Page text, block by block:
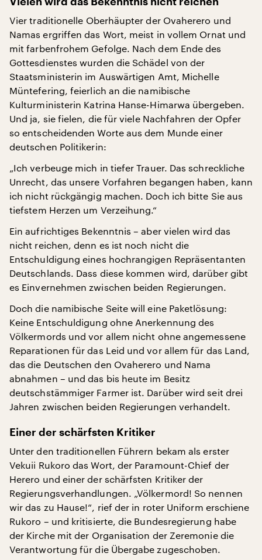
Vier traditionelle Oberhäupter der Ovaherero und
Namas ergriffen das Wort, meist in vollem Ornat und
mit farbenfrohem Gefolge. Nach dem Ende des
Gottesdienstes wurden die Schädel von der
Staatsministerin im Auswärtigen Amt, Michelle
Müntefering, feierlich an die namibische
Kulturministerin Katrina Hanse-Himarwa übergeben.
Und ja, sie fielen, die für viele Nachfahren der Opfer
so entscheidenden Worte aus dem Munde einer
deutschen Politikerin:
„Ich verbeuge mich in tiefer Trauer. Das schreckliche
Unrecht, das unsere Vorfahren begangen haben, kann
ich nicht rückgängig machen. Doch ich bitte Sie aus
tiefstem Herzen um Verzeihung.“
Ein aufrichtiges Bekenntnis – aber vielen wird das
nicht reichen, denn es ist noch nicht die
Entschuldigung eines hochrangigen Repräsentanten
Deutschlands. Dass diese kommen wird, darüber gibt
es Einvernehmen zwischen beiden Regierungen.
Doch die namibische Seite will eine Paketlösung:
Keine Entschuldigung ohne Anerkennung des
Völkermords und vor allem nicht ohne angemessene
Reparationen für das Leid und vor allem für das Land,
das die Deutschen den Ovaherero und Nama
abnahmen – und das bis heute im Besitz
deutschstämmiger Farmer ist. Darüber wird seit drei
Jahren zwischen beiden Regierungen verhandelt.
Einer der schärfsten Kritiker
Unter den traditionellen Führern bekam als erster
Vekuii Rukoro das Wort, der Paramount-Chief der
Herero und einer der schärfsten Kritiker der
Regierungsverhandlungen. „Völkermord! So nennen
wir das zu Hause!“, rief der in roter Uniform erschiene
Rukoro – und kritisierte, die Bundesregierung habe
der Kirche mit der Organisation der Zeremonie die
Verantwortung für die Übergabe zugeschoben.